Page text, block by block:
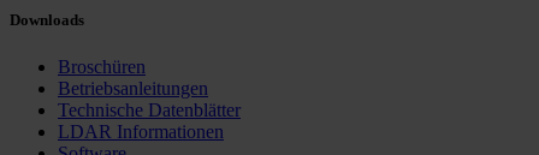
Downloads
Broschüren
Betriebsanleitungen
Technische Datenblätter
LDAR Informationen